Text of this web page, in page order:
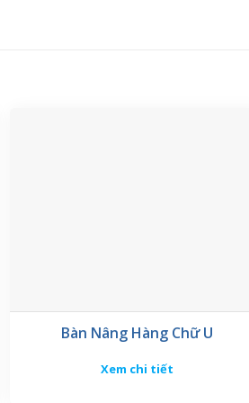
Bàn Nâng Hàng Chữ U
Xem chi tiết